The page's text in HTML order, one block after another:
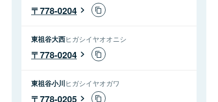
778-0204
東祖谷大西ヒガシイヤオオニシ
778-0204
東祖谷小川ヒガシイヤオガワ
778-0205